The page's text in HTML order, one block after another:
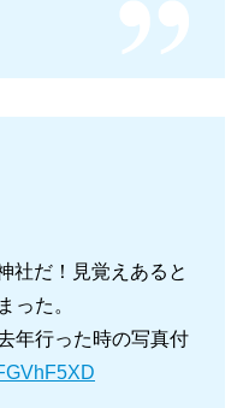
社だ！見覚えあると
った。
年行った時の写真付